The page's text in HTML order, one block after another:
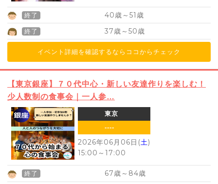
終了 40歳～ 51 歳
終了 37歳～ 50歳
イベント詳細を確認するならココからチェック
【東京銀座】７０代中心・新しい友達作りを楽しむ！
少人数制の食事会｜一人参…
東京
----
2026年06月06日(土)
15:00 ～ 17:00
終了 67歳～ 84歳